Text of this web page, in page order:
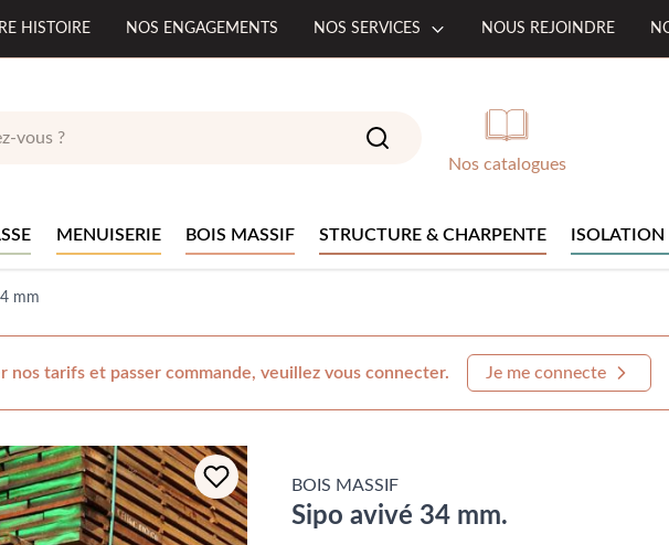
HISTOIRE NOS ENGAGEMENTS NOS SERVICES NOUS REJOINDRE
Nos catalogues
MENUISERIE BOIS MASSIF STRUCTURE & CHARPENTE
mm
nos tarifs et passer commande, veuillez vous connecter. Je me connecte
BOIS MASSIF
Sipo avivé 34 mm.